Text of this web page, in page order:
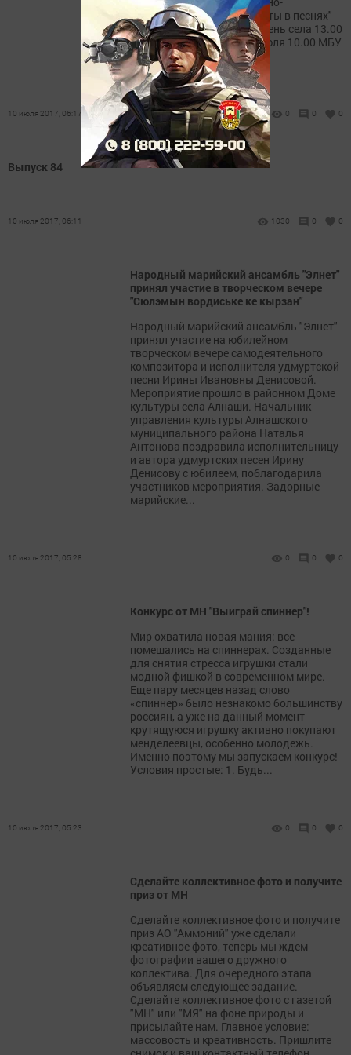
познавательная игра "Цветы в песнях"
15 июля 10.00 с.Брюшли День села 13.00
д.Мунайка День села 16 июля 10.00 МБУ
СОК...
10 июля 2017, 06:17 0 0 0
Выпуск 84
10 июля 2017, 06:11 1030 0 0
Народный марийский ансамбль "Элнет"
принял участие в творческом вечере
"Сюлэмын вордиське ке кырзан"
Народный марийский ансамбль "Элнет"
принял участие на юбилейном
творческом вечере самодеятельного
композитора и исполнителя удмуртской
песни Ирины Ивановны Денисовой.
Мероприятие прошло в районном Доме
культуры села Алнаши. Начальник
управления культуры Алнашского
муниципального района Наталья
Антонова поздравила исполнительницу
и автора удмуртских песен Ирину
Денисову с юбилеем, поблагодарила
участников мероприятия. Задорные
марийские...
10 июля 2017, 05:28 0 0 0
Конкурс от МН "Выиграй спиннер"!
Мир охватила новая мания: все
помешались на спиннерах. Созданные
для снятия стресса игрушки стали
модной фишкой в современном мире.
Еще пару месяцев назад слово
«спиннер» было незнакомо большинству
россиян, а уже на данный момент
крутящуюся игрушку активно покупают
менделеевцы, особенно молодежь.
Именно поэтому мы запускаем конкурс!
Условия простые: 1. Будь...
10 июля 2017, 05:23 0 0 0
Сделайте коллективное фото и получите
приз от МН
Сделайте коллективное фото и получите
приз АО "Аммоний" уже сделали
креативное фото, теперь мы ждем
фотографии вашего дружного
коллектива. Для очередного этапа
объявляем следующее задание.
Сделайте коллективное фото с газетой
"МН" или "МЯ" на фоне природы и
присылайте нам. Главное условие:
массовость и креативность. Пришлите